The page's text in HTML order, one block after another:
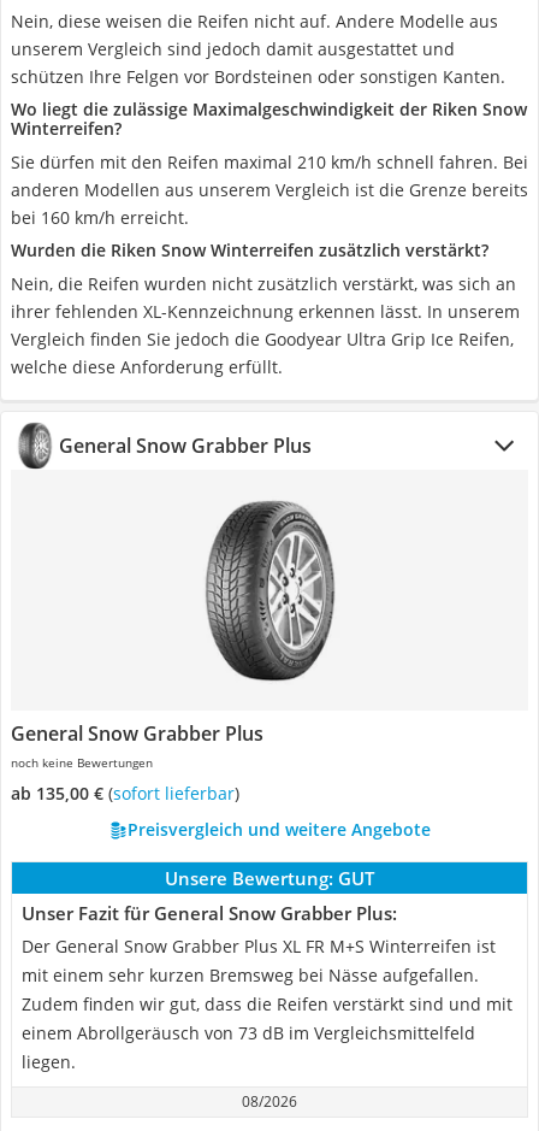
Nein, diese weisen die Reifen nicht auf. Andere Modelle aus
unserem Vergleich sind jedoch damit ausgestattet und
schützen Ihre Felgen vor Bordsteinen oder sonstigen Kanten.
Wo liegt die zulässige Maximalgeschwindigkeit der Riken Snow
Winterreifen?
Sie dürfen mit den Reifen maximal 210 km/h schnell fahren. Bei
anderen Modellen aus unserem Vergleich ist die Grenze bereits
bei 160 km/h erreicht.
Wurden die Riken Snow Winterreifen zusätzlich verstärkt?
Nein, die Reifen wurden nicht zusätzlich verstärkt, was sich an
ihrer fehlenden XL-Kennzeichnung erkennen lässt. In unserem
Vergleich finden Sie jedoch die Goodyear Ultra Grip Ice Reifen,
welche diese Anforderung erfüllt.
General Snow Grabber Plus
General Snow Grabber Plus
noch keine Bewertungen
ab 135,00 € ( Sofort lieferbar)
Preisvergleich und weitere Angebote
Unsere Bewertung: GUT
Unser Fazit für General Snow Grabber Plus:
Der General Snow Grabber Plus XL FR M+S Winterreifen ist
mit einem sehr kurzen Bremsweg bei Nässe aufgefallen.
Zudem finden wir gut, dass die Reifen verstärkt sind und mit
einem Abrollgeräusch von 73 dB im Vergleichsmittelfeld
liegen.
08/2026